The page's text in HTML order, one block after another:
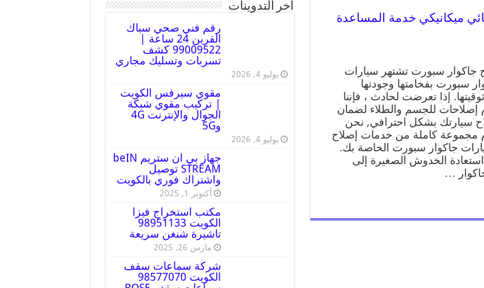
ورشة كهربائي ميكانيكي خدمة المساعدة
جاكوار سبورت تشتهر سيارات
سبورت بفخامتها وجودتها
إذا تعرضت لحادث ، فإننا
إصلاحات للجسم والطلاء لضمان
سيارتك بشكل احترافي, نحن
مجموعة كاملة من خدمات إصلاح
جاكوار سبورت الخاصة بك.
الخدوش الصغيرة إلى
…
أخر التدوينات
رقم فني صحي سباك
القرين 24 ساعة |
99009522 كشف
تسربات وتسليك مجاري
يوليو 4, 2026
مقوي سيرفس الكويت
| تركيب مقوي شبكة
الجوال والإنترنت 4G
و5G
يوليو 4, 2026
جهاز بي ان ستريم beIN
STREAM توصيل
واشتراك فوري بالكويت
أكتوبر 1, 2025
مكتب استخراج فيزا
الكويت 98951133
تاشيرة شنغن سريعة
مارس 26, 2025
شركة سماعات سقف
الكويت 98577070